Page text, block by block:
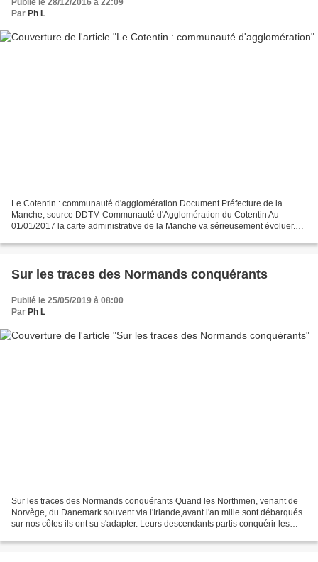
Publié le 28/12/2016 à 22:09
Par Ph L
Le Cotentin : communauté d'agglomération Document Préfecture de la
Manche, source DDTM Communauté d'Agglomération du Cotentin Au
01/01/2017 la carte administrative de la Manche va sérieusement évoluer.
Sur les traces des Normands conquérants
Publié le 25/05/2019 à 08:00
Par Ph L
Sur les traces des Normands conquérants Quand les Northmen, venant de
Norvège, du Danemark souvent via l'Irlande,avant l'an mille sont débarqués
sur nos côtes ils ont su s'adapter. Leurs descendants partis conquérir les